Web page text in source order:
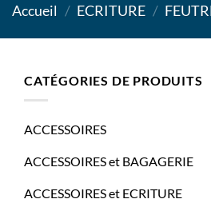
Accueil / ECRITURE /
CATÉGORIES DE PRODUITS
ACCESSOIRES
ACCESSOIRES et BAGAGERIE
ACCESSOIRES et ECRITURE